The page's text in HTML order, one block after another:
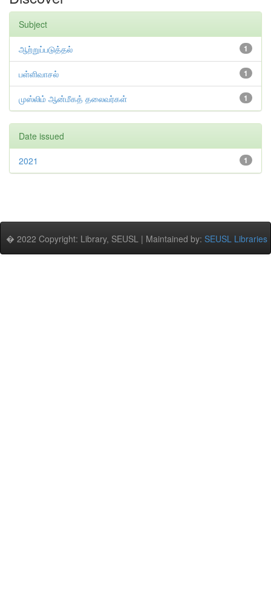
Subject
1
ஆற்றுப்படுத்தல்
1
பள்ளிவாசல்
1
முஸ்லிம் ஆன்மீகத் தலைவர்கள்
Date issued
1
2021
� 2022 Copyright: Library, SEUSL | Maintained by: SEUSL Libraries